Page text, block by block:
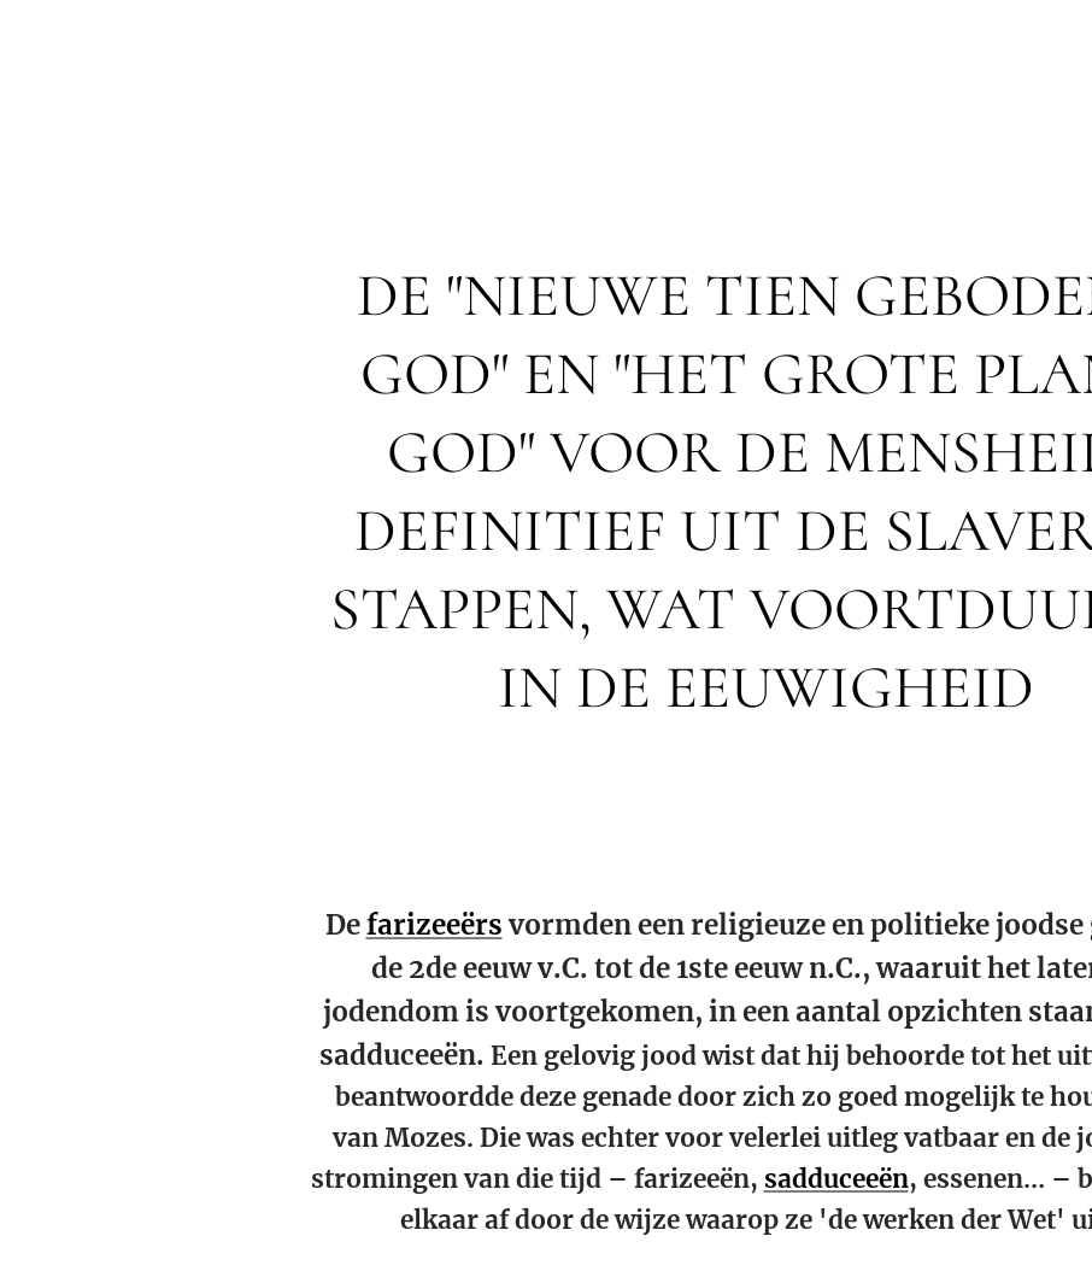
DE "NIEUWE TIEN
GOD" EN "HET GROTE
GOD" VOOR DE
DEFINITIEF UIT DE
STAPPEN, WAT
IN DE EEUWIGHEID 💫
Defarizeeërsvormden een religieuze en politieke
de 2de eeuw v.C. tot de 1ste eeuw n.C., waaruit het
jodendom is voortgekomen, in een aantal opzichten
sadduceeën. Een gelovig jood wist dat hij behoorde tot het
beantwoordde deze genade door zich zo goed mogelijk te
van Mozes. Die was echter voor velerlei uitleg vatbaar en de
stromingen van die tijd – farizeeën, sadduceeën, essenen… –
elkaar af door de wijze waarop ze 'de werken der Wet'